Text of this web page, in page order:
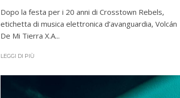
Dopo la festa per i 20 anni di Crosstown Rebels,
etichetta di musica elettronica d’avanguardia, Volcán
De Mi Tierra X.A...
LEGGI DI PIÙ